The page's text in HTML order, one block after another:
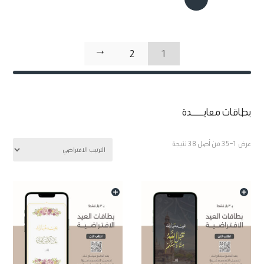
1
2
←
بطاقات معايـــــدة
عرض 1–35 من أصل 38 نتيجة